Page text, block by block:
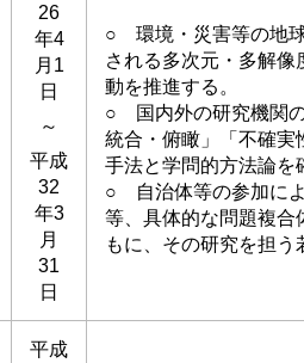
26
年4
月1
日
～
平成
32
年3
月
31
日
○ 環境・災害等の地
される多次元・多解
動を推進する。
○ 国内外の研究機関
統合・俯瞰」「不確実
手法と学問的方法論を
○ 自治体等の参加によ
等、具体的な問題複合
もに、その研究を担う
平成